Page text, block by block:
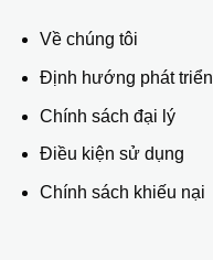
Về chúng tôi
Định hướng phát triển
Chính sách đại lý
Điều kiện sử dụng
Chính sách khiếu nại